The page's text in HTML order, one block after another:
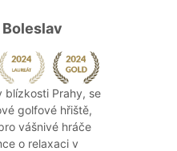
blízkosti Prahy, se
golfové hřiště,
vášnivé hráče
o relaxaci v